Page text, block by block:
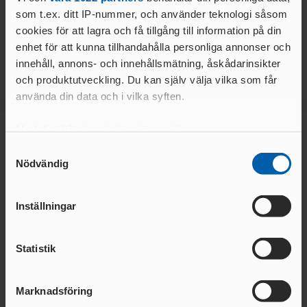
som t.ex. ditt IP-nummer, och använder teknologi såsom
cookies för att lagra och få tillgång till information på din
enhet för att kunna tillhandahålla personliga annonser och
innehåll, annons- och innehållsmätning, åskådarinsikter
och produktutveckling. Du kan själv välja vilka som får
använda din data och i vilka syften.
som kan ha en noggrannhet på upp till flera meter
Du kan ändra eller dra tillbaka ditt samtycke när som
Vi använder enhetsidentifierare för att anpassa innehållet
Nödvändig
Inställningar
Statistik
Marknadsföring
JSM22, USM16-17 2026
LÄS MER
GM Merch
LÄS MER